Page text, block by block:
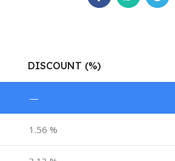
DISCOUNT (%)
—
1.56 %